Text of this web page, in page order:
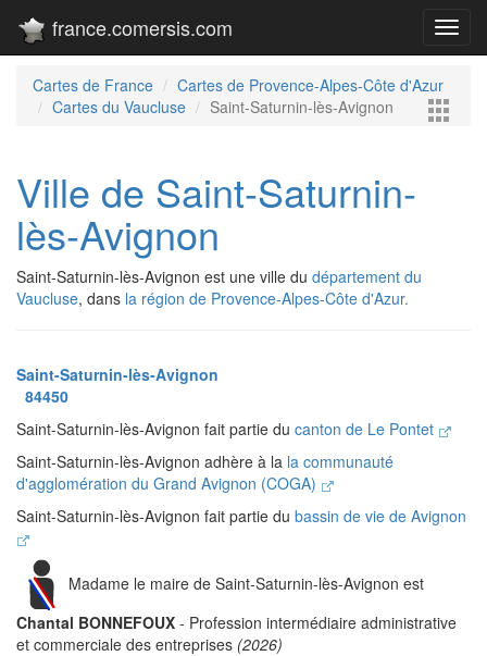
france.comersis.com
Cartes de France
Cartes de Provence-Alpes-Côte d'Azur
Cartes du Vaucluse
Saint-Saturnin-lès-Avignon
Ville de Saint-Saturnin-
lès-Avignon
Saint-Saturnin-lès-Avignon est une ville du département du
Vaucluse, dans la région de Provence-Alpes-Côte d'Azur.
Saint-Saturnin-lès-Avignon
84450
Saint-Saturnin-lès-Avignon fait partie du canton de Le Pontet
Saint-Saturnin-lès-Avignon adhère à la la communauté
d'agglomération du Grand Avignon (COGA)
Saint-Saturnin-lès-Avignon fait partie du bassin de vie de Avignon
Madame le maire de Saint-Saturnin-lès-Avignon est
Chantal BONNEFOUX - Profession intermédiaire administrative
et commerciale des entreprises (2026)